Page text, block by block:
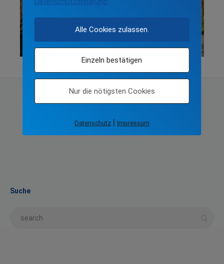
Suche
Alle Cookies zulassen.
Einzeln bestätigen
Nur die nötigsten Cookies
Datenschutz| Impressum